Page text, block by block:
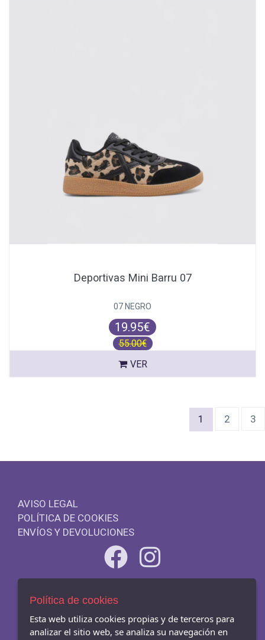
Deportivas Mini Barru 07
07 NEGRO
19.95€
55.00€
VER
1 (current)
2 3
AVISO LEGAL
POLÍTICA DE COOKIES
ENVÍOS Y DEVOLUCIONES
933845003
Política de cookies
Esta web utiliza cookies propias y de terceros para
analizar el sitio web, se analiza su navegación en